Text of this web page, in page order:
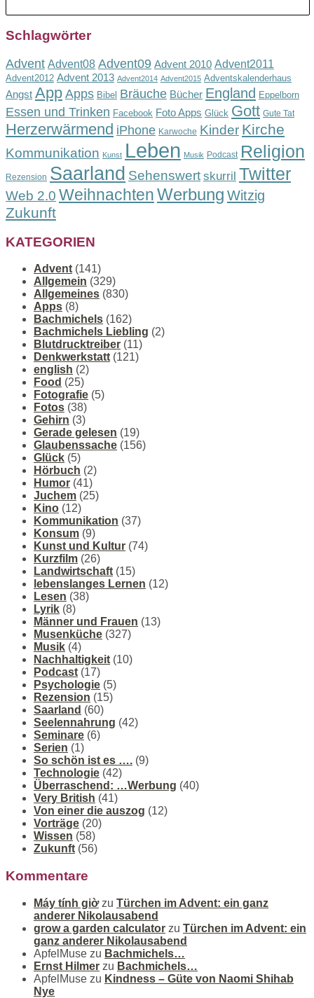
Schlagwörter
Advent Advent08 Advent09 Advent 2010 Advent2011
Advent2012 Advent 2013 Advent2014 Advent2015 Adventskalenderhaus
Angst App Apps Bibel Bräuche Bücher England Eppelborn
Essen und Trinken Facebook Foto Apps Glück Gott Gute Tat
Herzerwärmend iPhone Karwoche Kinder Kirche
Kommunikation Kunst Leben Musik Podcast Religion
Rezension Saarland Sehenswert skurril Twitter
Web 2.0 WeihnachtenWerbung Witzig
Zukunft
KATEGORIEN
Advent (141)
Allgemein (329)
Allgemeines (830)
Apps (8)
Bachmichels (162)
Bachmichels Liebling (2)
Blutdrucktreiber (11)
Denkwerkstatt (121)
english (2)
Food (25)
Fotografie (5)
Fotos (38)
Gehirn (3)
Gerade gelesen (19)
Glaubenssache (156)
Glück (5)
Hörbuch (2)
Humor (41)
Juchem (25)
Kino (12)
Kommunikation (37)
Konsum (9)
Kunst und Kultur (74)
Kurzfilm (26)
Landwirtschaft (15)
lebenslanges Lernen (12)
Lesen (38)
Lyrik (8)
Männer und Frauen (13)
Musenküche (327)
Musik (4)
Nachhaltigkeit (10)
Podcast (17)
Psychologie (5)
Rezension (15)
Saarland (60)
Seelennahrung (42)
Seminare (6)
Serien (1)
So schön ist es …. (9)
Technologie (42)
Überraschend: …Werbung (40)
Very British (41)
Von einer die auszog (12)
Vorträge (20)
Wissen (58)
Zukunft (56)
Kommentare
Máy tính giờzu Türchen im Advent: ein ganz
anderer Nikolausabend
grow a garden calculator zu Türchen im Advent: ein
ganz anderer Nikolausabend
ApfelMuse zu Bachmichels…
Ernst Hilmer zu Bachmichels…
ApfelMuse zu Kindness – Güte von Naomi Shihab
Nye